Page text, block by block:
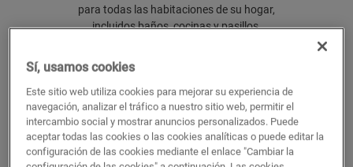
para todas las habitaciones de su hogar,
incluidos baños, cocinas y pasillos.
Sí, usamos cookies
Este sitio web utiliza cookies para mejorar su experiencia de
navegación, analizar el tráfico a nuestro sitio web, permitir el
intercambio social y mostrar anuncios personalizados. Puede
aceptar todas las cookies o las cookies analíticas o puede editar la
configuración de las cookies mediante el enlace "Cambiar la